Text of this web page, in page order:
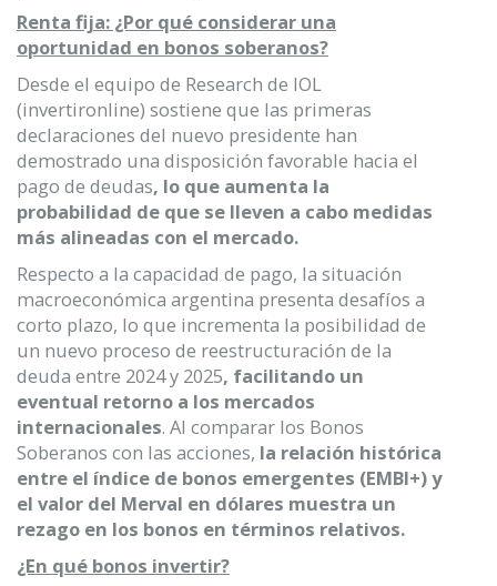
Renta fija: ¿Por qué considerar una
oportunidad en bonos soberanos?
Desde el equipo de Research de IOL
(invertironline) sostiene que las primeras
declaraciones del nuevo presidente han
demostrado una disposición favorable hacia el
pago de deudas, lo que aumenta la
probabilidad de que se lleven a cabo medidas
más alineadas con el mercado.
Respecto a la capacidad de pago, la situación
macroeconómica argentina presenta desafíos a
corto plazo, lo que incrementa la posibilidad de
un nuevo proceso de reestructuración de la
deuda entre 2024 y 2025, facilitando un
eventual retorno a los mercados
internacionales. Al comparar los Bonos
Soberanos con las acciones, la relación histórica
entre el índice de bonos emergentes (EMBI+) y
el valor del Merval en dólares muestra un
rezago en los bonos en términos relativos.
¿En qué bonos invertir?